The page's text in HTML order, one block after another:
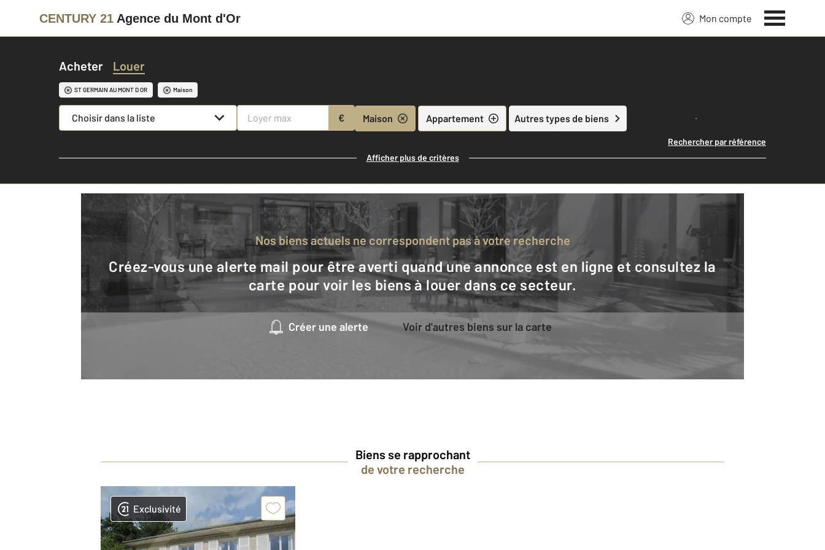
CENTURY 21 Agence du Mont d'Or Mon compte
Acheter Louer
ST GERMAIN AU MONT D OR Maison
Choisir dans la liste € Maison Appartement Autres types de biens Lancer ma recherche
Rechercher par référence
Afficher plus de critères
Nos biens actuels ne correspondent pas à votre recherche
Créez-vous une alerte mail pour être averti quand une annonce est en ligne et consultez la
carte pour voir les biens à louer dans ce secteur.
Créer une alerte Voir d'autres biens sur la carte
Biens se rapprochant
de votre recherche
Exclusivité